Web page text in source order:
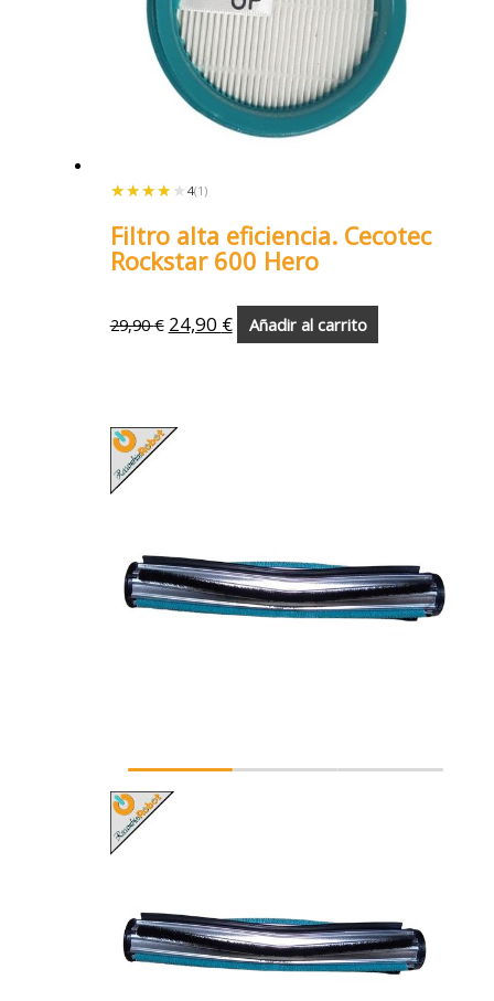
★★★★★
★★★★★ 4(1)
Filtro alta eficiencia. Cecotec
Rockstar 600 Hero
29,90€ 24,90 € Añadir al carrito